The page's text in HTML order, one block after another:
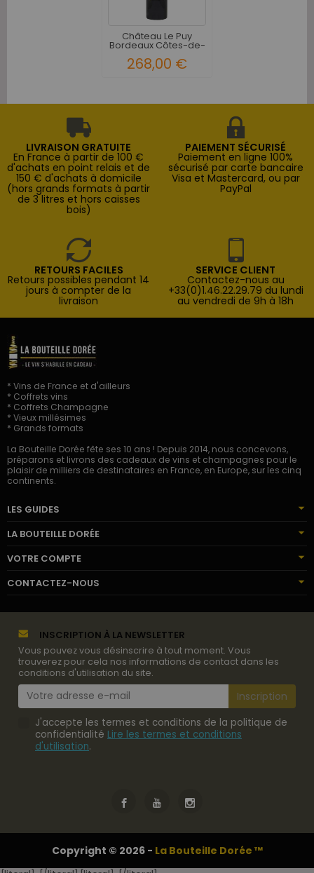
Château Le Puy
Bordeaux Côtes-de-
268,00 €
LIVRAISON GRATUITE
En France à partir de 100 €
d'achats en point relais et de
150 € d'achats à domicile
(hors grands formats à partir
de 3 litres et hors caisses
bois)
PAIEMENT SÉCURISÉ
Paiement en ligne 100%
sécurisé par carte bancaire
Visa et Mastercard, ou par
PayPal
RETOURS FACILES
Retours possibles pendant 14
jours à compter de la
livraison
SERVICE CLIENT
Contactez-nous au
+33(0)1.46.22.29.79 du lundi
au vendredi de 9h à 18h
* Vins de France et d'ailleurs
* Coffrets vins
* Coffrets Champagne
* Vieux millésimes
* Grands formats
La Bouteille Dorée fête ses 10 ans ! Depuis 2014, nous concevons,
préparons et livrons des cadeaux de vins et champagnes pour le
plaisir de milliers de destinataires en France, en Europe, sur les cinq
continents.
LES GUIDES
LA BOUTEILLE DORÉE
VOTRE COMPTE
CONTACTEZ-NOUS
INSCRIPTION À LA NEWSLETTER
Vous pouvez vous désinscrire à tout moment. Vous
trouverez pour cela nos informations de contact dans les
conditions d'utilisation du site.
J'accepte les termes et conditions de la politique de
confidentialité Lire les termes et conditions
d'utilisation.
Copyright © 2026 - La Bouteille Dorée ™